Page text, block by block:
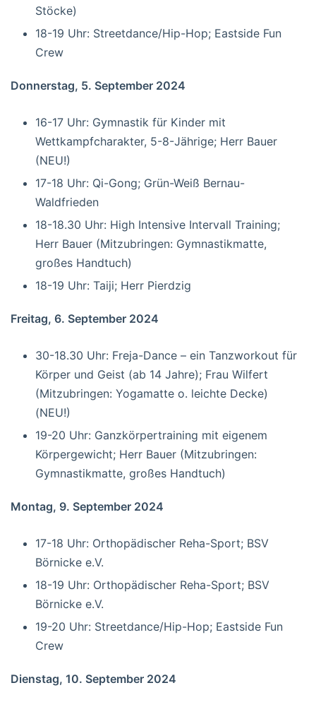
Stöcke)
18-19 Uhr: Streetdance/Hip-Hop; Eastside Fun
Crew
Donnerstag, 5. September 2024
16-17 Uhr: Gymnastik für Kinder mit
Wettkampfcharakter, 5-8-Jährige; Herr Bauer
(NEU!)
17-18 Uhr: Qi-Gong; Grün-Weiß Bernau-
Waldfrieden
18-18.30 Uhr: High Intensive Intervall Training;
Herr Bauer (Mitzubringen: Gymnastikmatte,
großes Handtuch)
18-19 Uhr: Taiji; Herr Pierdzig
Freitag, 6. September 2024
30-18.30 Uhr: Freja-Dance – ein Tanzworkout für
Körper und Geist (ab 14 Jahre); Frau Wilfert
(Mitzubringen: Yogamatte o. leichte Decke)
(NEU!)
19-20 Uhr: Ganzkörpertraining mit eigenem
Körpergewicht; Herr Bauer (Mitzubringen:
Gymnastikmatte, großes Handtuch)
Montag, 9. September 2024
17-18 Uhr: Orthopädischer Reha-Sport; BSV
Börnicke e.V.
18-19 Uhr: Orthopädischer Reha-Sport; BSV
Börnicke e.V.
19-20 Uhr: Streetdance/Hip-Hop; Eastside Fun
Crew
Dienstag, 10. September 2024